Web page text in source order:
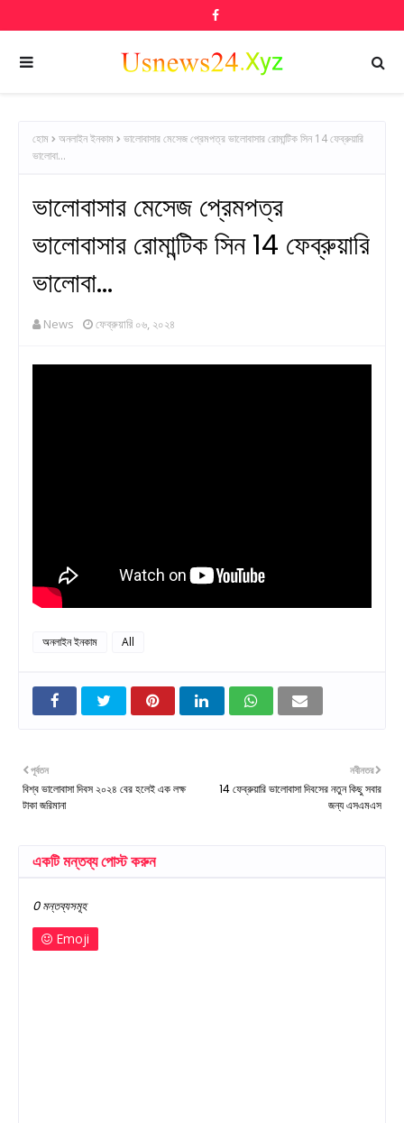
হোম অনলাইন ইনকাম
ভালোবাসার মেসেজ প্রেমপত্র ভালোবাসার রোমান্টিক সিন 14 ফেব্রুয়ারি
ভালোবা...
ভালোবাসার মেসেজ প্রেমপত্র
ভালোবাসার রোমান্টিক সিন 14 ফেব্রুয়ারি
ভালোবা...
News ফেব্রুয়ারি ০৬, ২০২৪
অনলাইন ইনকাম All
নবীনতর
14 ফেব্রুয়ারি ভালোবাসা দিবসের নতুন কিছু সবার
জন্য এসএমএস
পূর্বতন
বিশ্ব ভালোবাসা দিবস ২০২৪ বের হলেই এক লক্ষ
টাকা জরিমানা
একটি মন্তব্য পোস্ট করুন
0 মন্তব্যসমূহ
Emoji